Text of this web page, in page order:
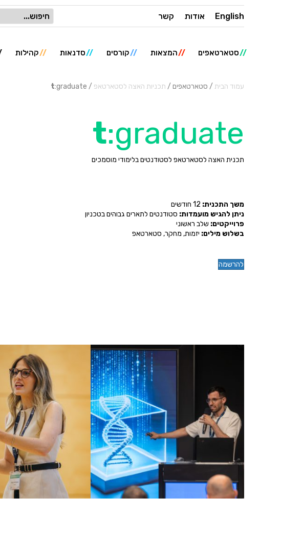
English אודות קשר
סטארטאפים המצאות קורסים סדנאות קהילות
עמוד הבית / סטארטאפים / תכניות האצה לסטארטאפ /
t:graduate
t:graduate
תכנית האצה לסטארטאפ לסטודנטים בלימודי מוסמכים
משך התכנית: 12 חודשים
ניתן להגיש מועמדות: סטודנטים לתארים גבוהים בטכניון
פרוייקטים: שלב ראשוני
בשלוש מילים: יזמות, מחקר, סטארטאפ
להרשמה